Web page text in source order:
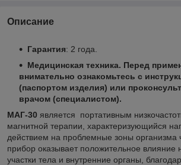
Описание
Гарантия: 2 года.
Медицинская техника. Перед
внимательно ознакомьтесь с
(паспортом изделия) или
врачом (специалистом).
МАГ-30 является портативным
магнитной терапии, характеризующийся
действием на проблемные зоны организма
прибор оказывает положительное влияние
участки тела и внутренние органы,